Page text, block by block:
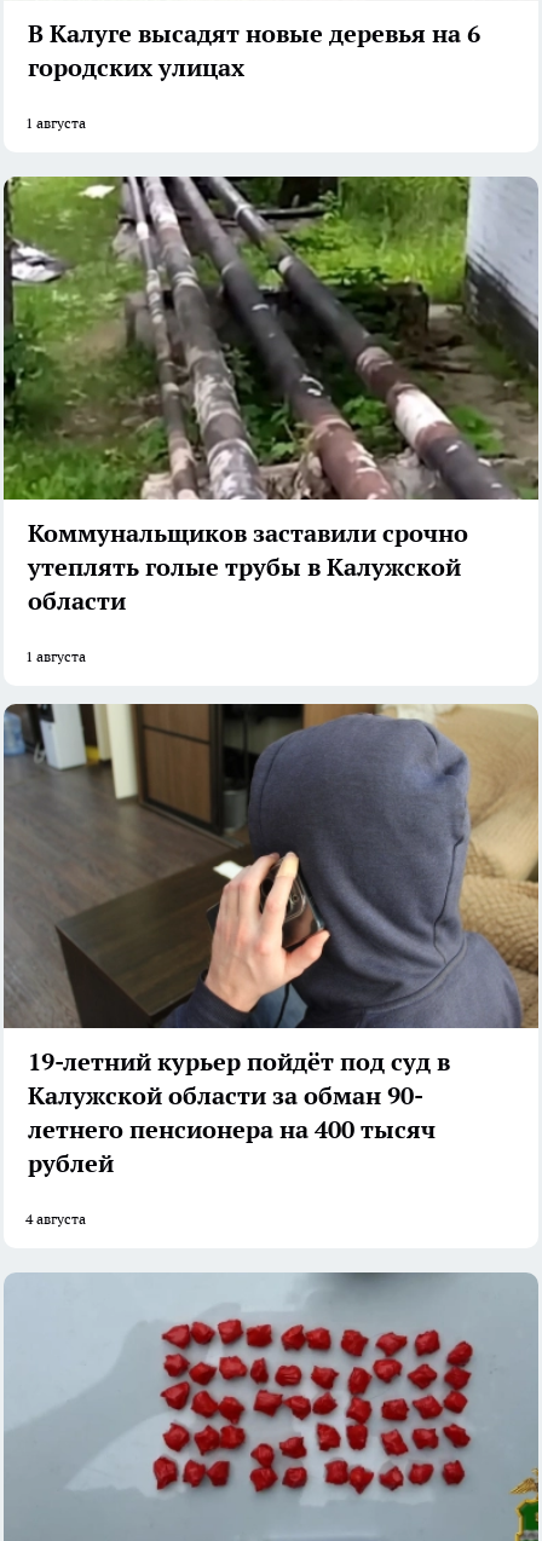
В Калуге высадят новые деревья на 6
городских улицах
1 августа
Коммунальщиков заставили срочно
утеплять голые трубы в Калужской
области
1 августа
19-летний курьер пойдёт под суд в
Калужской области за обман 90-
летнего пенсионера на 400 тысяч
рублей
4 августа